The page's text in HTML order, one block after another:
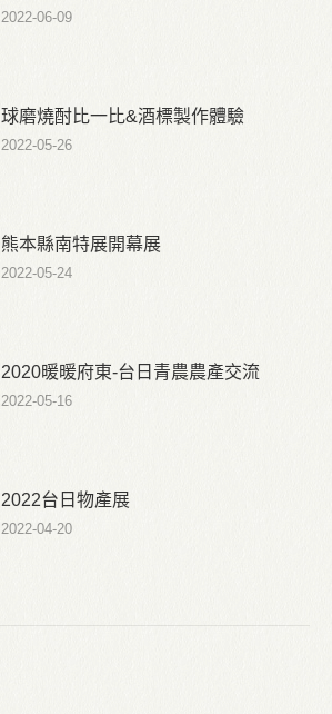
2022-06-09
球磨燒酎比一比&酒標製作體驗
2022-05-26
熊本縣南特展開幕展
2022-05-24
2020暖暖府東-台日青農農產交流
2022-05-16
2022台日物產展
2022-04-20